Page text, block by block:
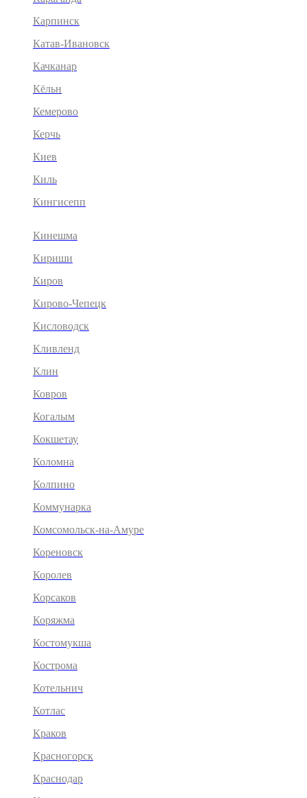
Карпинск
Катав-Ивановск
Качканар
Кёльн
Кемерово
Керчь
Киев
Киль
Кингисепп
Кинешма
Кириши
Киров
Кирово-Чепецк
Кисловодск
Кливленд
Клин
Ковров
Когалым
Кокшетау
Коломна
Колпино
Коммунарка
Комсомольск-на-Амуре
Кореновск
Королев
Корсаков
Коряжма
Костомукша
Кострома
Котельнич
Котлас
Краков
Красногорск
Краснодар